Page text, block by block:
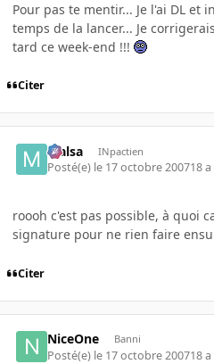
Pour pas te mentir... Je l'ai DL et
temps de la lancer... Je
tard ce week-end !!!
Citer
Malsa INpactien
Posté(e) le 17 octobre 200718 a
roooh c'est pas possible, à quoi
signature pour ne rien faire
Citer
NiceOne Banni
Posté(e) le 17 octobre 200718 a